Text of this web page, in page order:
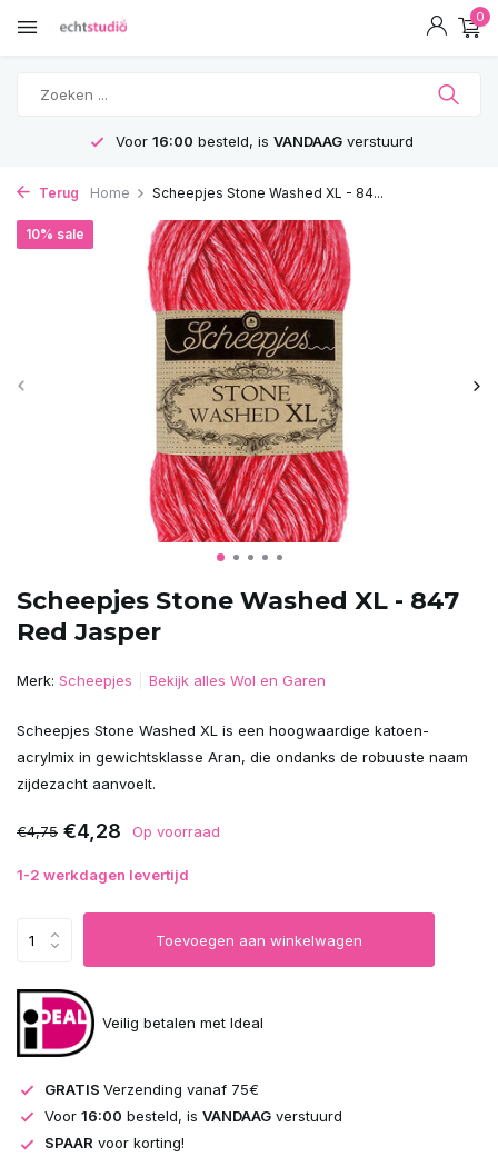
0
Voor 16:00 besteld, is VANDAAGverstuurd
Terug Home Scheepjes Stone Washed XL - 84...
Scheepjes Stone Washed XL - 847
Red Jasper
10% sale
Merk: Scheepjes Bekijk alles Wol en Garen
Scheepjes Stone Washed XL is een hoogwaardige katoen-
acrylmix in gewichtsklasse Aran, die ondanks de robuuste naam
zijdezacht aanvoelt.
€4,75 €4,28 Op voorraad
1-2 werkdagen levertijd
Toevoegen aan winkelwagen
Veilig betalen met Ideal
GRATIS Verzending vanaf 75€
Voor 16:00 besteld, is VANDAAG verstuurd
SPAAR voor korting!